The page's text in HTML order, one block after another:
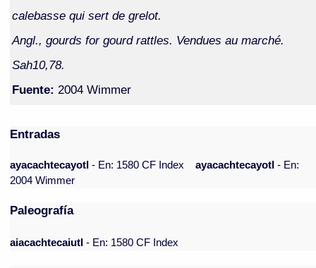
calebasse qui sert de grelot.
Angl., gourds for gourd rattles. Vendues au marché.
Sah10,78.
Fuente: 2004 Wimmer
Entradas
ayacachtecayotl- En: 1580 CF Index ayacachtecayotl- En:
2004 Wimmer
Paleografía
aiacachtecaiutl - En: 1580 CF Index